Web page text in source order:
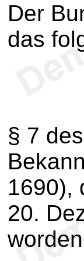
Der
das
§ 7
1690),
20.